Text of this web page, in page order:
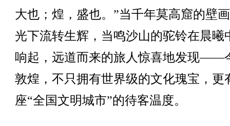
大也；煌，盛也。”当千年莫高窟的壁
光下流转生辉，当鸣沙山的驼铃在晨曦
响起，远道而来的旅人惊喜地发现——
敦煌，不只拥有世界级的文化瑰宝，更
座“全国文明城市”的待客温度。